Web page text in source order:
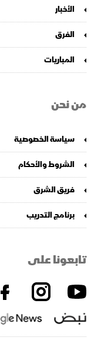
الأخبار
الفرق
المباريات
من نحن
سياسة الخصوصية
الشروط والأحكام
فريق الشرق
برنامج التدريب
تابعونا على